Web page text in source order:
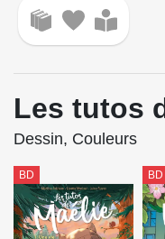
Les tutos
Dessin, Couleurs
BD BD